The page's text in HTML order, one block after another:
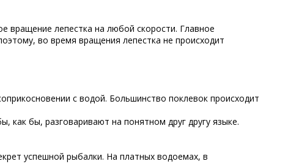
вращение лепестка на любой скорости. Главное
во время вращения лепестка не происходит
с водой. Большинство поклевок происходит
бы, разговаривают на понятном друг другу языке.
успешной рыбалки. На платных водоемах, в